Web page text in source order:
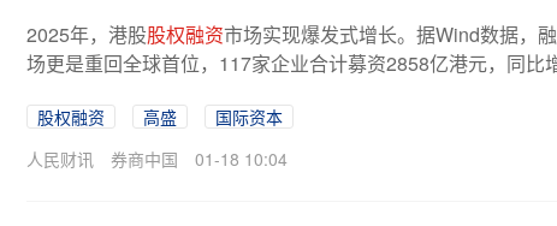
2025年，港股股权融资市场实现爆发式增长。据Wind数据，
场更是重回全球首位，117家企业合计募资2858亿港元，同比
股权融资 高盛
国际资本
人民财讯
券商中国 01-18 10:04